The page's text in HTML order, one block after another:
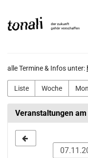
Haupt-
Inhalt
TONALi
alle Termine & Infos unter:
Liste Woche
Veranstaltungen
zur